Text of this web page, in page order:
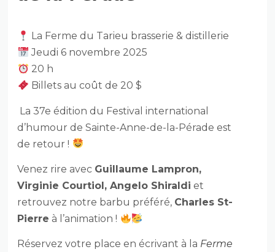
La Ferme du Tarieu brasserie & distillerie
Jeudi 6 novembre 2025
20 h
Billets au coût de 20 $
La 37e édition du Festival international
d’humour de Sainte-Anne-de-la-Pérade est
de retour !
Venez rire avec Guillaume Lampron,
Virginie Courtiol, Angelo Shiraldi et
retrouvez notre barbu préféré, Charles St-
Pierre à l’animation !
Réservez votre place en écrivant à la Ferme